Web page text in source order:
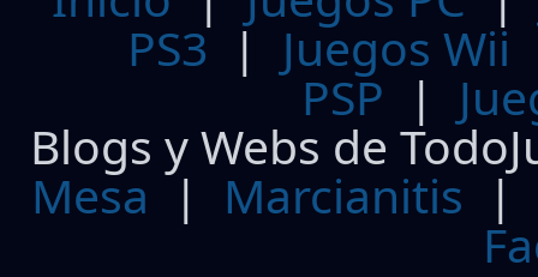
PS3| Juegos Wii
PSP |
Blogs y Webs de
Mesa | Marcianitis |